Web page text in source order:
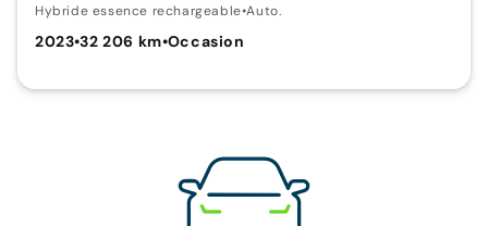
Hybride essence rechargeable•Auto.
2023•32 206 km•Occasion